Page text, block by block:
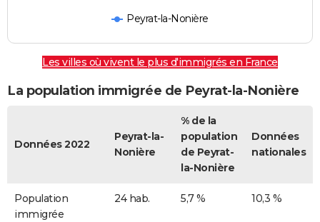
Peyrat-la-Nonière
Les villes où vivent le plus d'immigrés en France
La population immigrée de Peyrat-la-Nonière
Données 2022
Peyrat-la-
Nonière
% de la
population
de Peyrat-
la-Nonière
Données
nationales
Population
immigrée
24 hab. 5,7 % 10,3 %